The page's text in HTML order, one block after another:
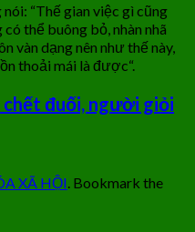
“Thế gian việc gì cũng
thể buông bỏ, nhàn nhã
vàn dạng nên như thế này,
thoải mái là được“.
đuối, người giỏi
XÃ HỘI. Bookmark the